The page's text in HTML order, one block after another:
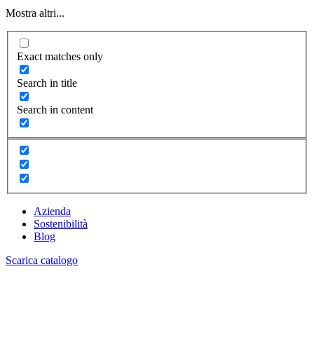
Mostra altri...
Exact matches only
Search in title
Search in content
Azienda
Sostenibilità
Blog
Scarica catalogo